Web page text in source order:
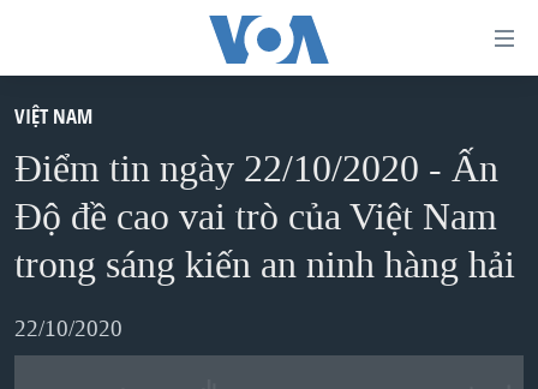
dẫn
truy
cập
Tới
dung
chính
Tới
TRANG CHỦ
VIỆT NAM
HOA KỲ
BIỂN ĐÔNG
BLOG
VIỆT NAM
Điểm tin ngày 22/10/2020 - Ấn
Độ đề cao vai trò của Việt Nam
trong sáng kiến an ninh hàng hải
22/10/2020